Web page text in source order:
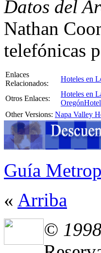
Datos del
Nathan
telefónicas
Enlaces
Relacionados:
Hoteles en
Otros Enlaces:
Hoteles en
Oregón
Other Versions: Napa Valley
Guía
« Arriba
©